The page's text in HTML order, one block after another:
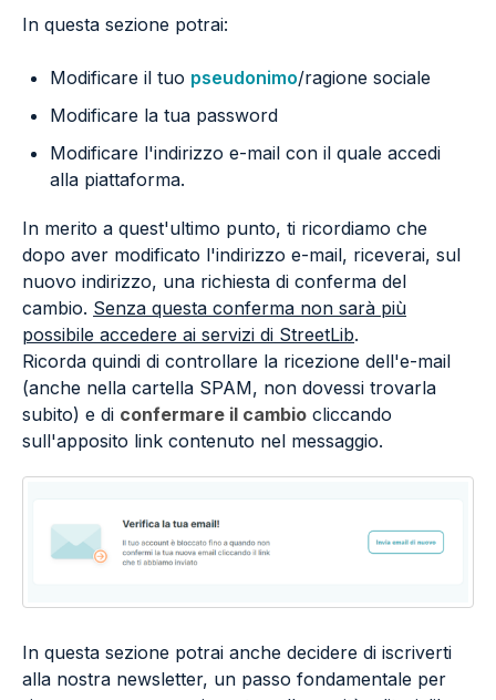
In questa sezione potrai:
Modificare il tuo pseudonimo/ragione sociale
Modificare la tua password
Modificare l'indirizzo e-mail con il quale accedi
alla piattaforma.
In merito a quest'ultimo punto, ti ricordiamo che
dopo aver modificato l'indirizzo e-mail, riceverai, sul
nuovo indirizzo, una richiesta di conferma del
cambio. Senza questa conferma non sarà più
possibile accedere ai servizi di StreetLib.
Ricorda quindi di controllare la ricezione dell'e-mail
(anche nella cartella SPAM, non dovessi trovarla
subito) e di confermare il cambio cliccando
sull'apposito link contenuto nel messaggio.
In questa sezione potrai anche decidere di iscriverti
alla nostra newsletter, un passo fondamentale per